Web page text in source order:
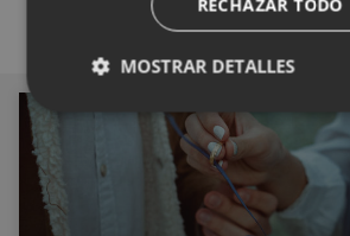
RECHAZAR TODO
MOSTRAR DETALLES